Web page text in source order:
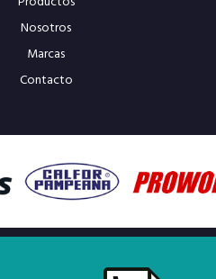
Nosotros
Marcas
Contacto